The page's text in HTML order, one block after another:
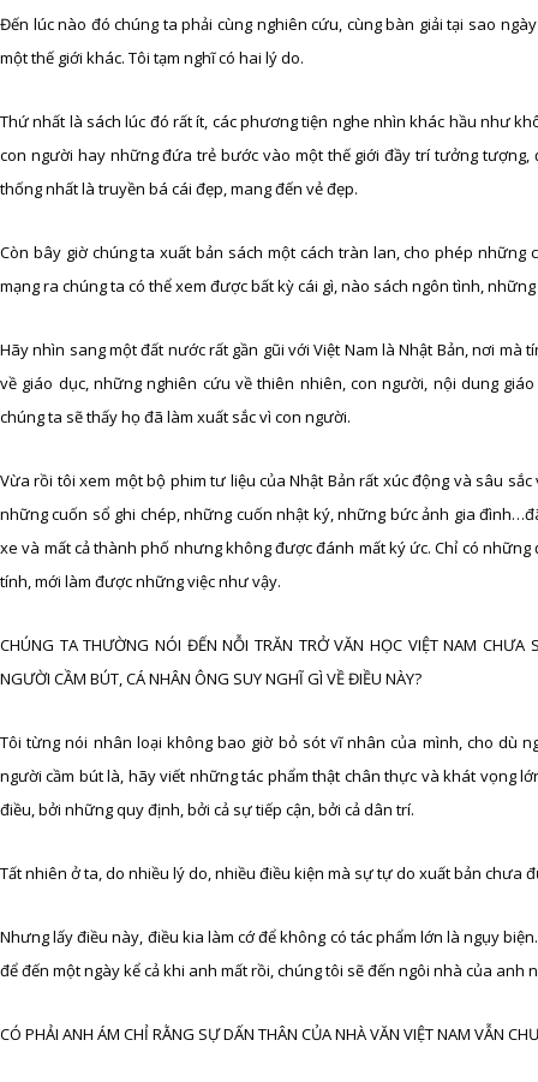
Đến lúc nào đó chúng ta phải cùng nghiên cứu, cùng bàn giải tại sao
một thế giới khác. Tôi tạm nghĩ có hai lý do.
Thứ nhất là sách lúc đó rất ít, các phương tiện nghe nhìn khác hầu như
con người hay những đứa trẻ bước vào một thế giới đầy trí tưởng
thống nhất là truyền bá cái đẹp, mang đến vẻ đẹp.
Còn bây giờ chúng ta xuất bản sách một cách tràn lan, cho phép
mạng ra chúng ta có thể xem được bất kỳ cái gì, nào sách ngôn tình,
Hãy nhìn sang một đất nước rất gần gũi với Việt Nam là Nhật Bản, nơi
về giáo dục, những nghiên cứu về thiên nhiên, con người, nội dung
chúng ta sẽ thấy họ đã làm xuất sắc vì con người.
Vừa rồi tôi xem một bộ phim tư liệu của Nhật Bản rất xúc động và sâu
những cuốn sổ ghi chép, những cuốn nhật ký, những bức ảnh gia
xe và mất cả thành phố nhưng không được đánh mất ký ức. Chỉ có
tính, mới làm được những việc như vậy.
CHÚNG TA THƯỜNG NÓI ĐẾN NỖI TRĂN TRỞ VĂN HỌC VIỆT NAM
NGƯỜI CẦM BÚT, CÁ NHÂN ÔNG SUY NGHĨ GÌ VỀ ĐIỀU NÀY?
Tôi từng nói nhân loại không bao giờ bỏ sót vĩ nhân của mình, cho dù
người cầm bút là, hãy viết những tác phẩm thật chân thực và khát vọng
điều, bởi những quy định, bởi cả sự tiếp cận, bởi cả dân trí.
Tất nhiên ở ta, do nhiều lý do, nhiều điều kiện mà sự tự do xuất bản chưa
Nhưng lấy điều này, điều kia làm cớ để không có tác phẩm lớn là ngụy
để đến một ngày kể cả khi anh mất rồi, chúng tôi sẽ đến ngôi nhà của
CÓ PHẢI ANH ÁM CHỈ RẰNG SỰ DẤN THÂN CỦA NHÀ VĂN VIỆT NAM VẪN